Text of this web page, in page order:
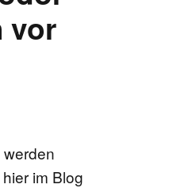
vor
im Blog